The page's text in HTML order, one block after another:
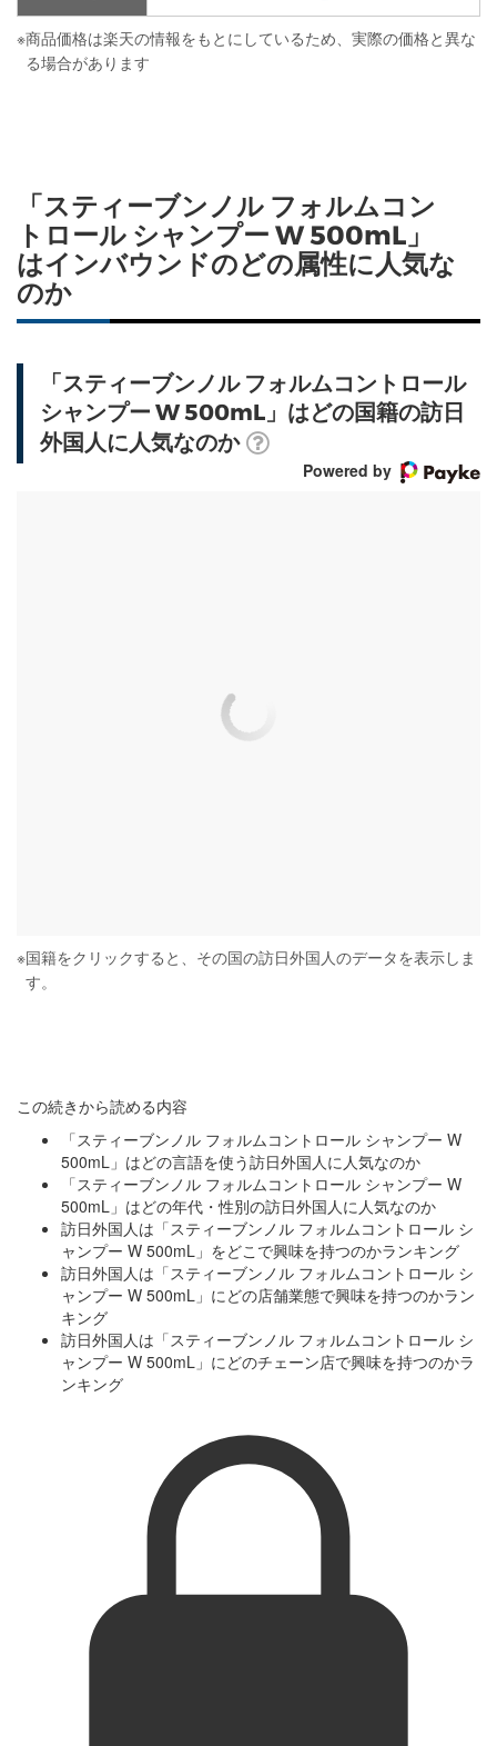
※商品価格は楽天の情報をもとにしているため、実際の価格と異な
る場合があります
「スティーブンノル フォルムコン
トロール シャンプー W 500mL」
はインバウンドのどの属性に人気な
のか
「スティーブンノル フォルムコントロール
シャンプー W 500mL」はどの国籍の訪日
外国人に人気なのか
Powered by
※国籍をクリックすると、その国の訪日外国人のデータを表示しま
す。
この続きから読める内容
「スティーブンノル フォルムコントロール シャンプー W
500mL」はどの言語を使う訪日外国人に人気なのか
「スティーブンノル フォルムコントロール シャンプー W
500mL」はどの年代・性別の訪日外国人に人気なのか
訪日外国人は「スティーブンノル フォルムコントロール シ
ャンプー W 500mL」をどこで興味を持つのかランキング
訪日外国人は「スティーブンノル フォルムコントロール シ
ャンプー W 500mL」にどの店舗業態で興味を持つのかラン
キング
訪日外国人は「スティーブンノル フォルムコントロール シ
ャンプー W 500mL」にどのチェーン店で興味を持つのかラ
ンキング